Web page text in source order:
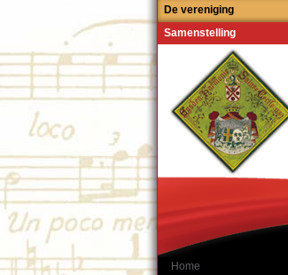
De vereniging
Samenstelling
Home